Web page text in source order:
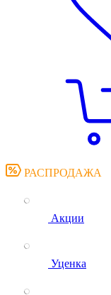
РАСПРОДАЖА
Акции
Уценка